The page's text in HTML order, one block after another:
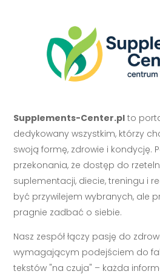
Supplements-Center.pl to
dedykowany wszystkim, którzy
swoją formę, zdrowie i kondycję.
przekonania, że dostęp do
suplementacji, diecie, treningu i
być przywilejem wybranych, ale
pragnie zadbać o siebie.
Nasz zespół łączy pasję do
wymagającym podejściem do
tekstów "na czuja" – każda